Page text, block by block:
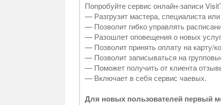
Попробуйте сервис онлайн-записи
— Разгрузит мастера, специалиста
— Позволит гибко управлять
— Разошлет оповещения о новых
— Позволит принять оплату на карту/
— Позволит записываться на
— Поможет получить от клиента
— Включает в себя сервис чаевых.
Для новых пользователей первый